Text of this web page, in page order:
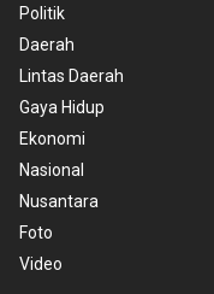
Politik
Daerah
Lintas Daerah
Gaya Hidup
Ekonomi
Nasional
Nusantara
Foto
Video